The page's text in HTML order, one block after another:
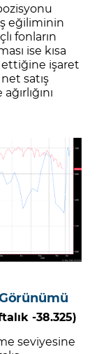
eğiliminin
fonların
ise kısa
işaret
satış
-38.325)
seviyesine